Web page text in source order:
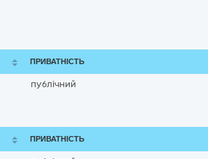
ПРИВАТНІСТЬ
публічний
ПРИВАТНІСТЬ